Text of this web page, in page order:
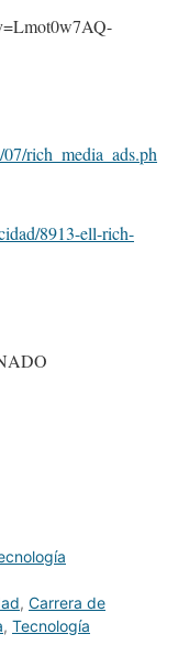
rich_media_ads.ph
8913-ell-rich-
, Carrera de
, Tecnologí­a